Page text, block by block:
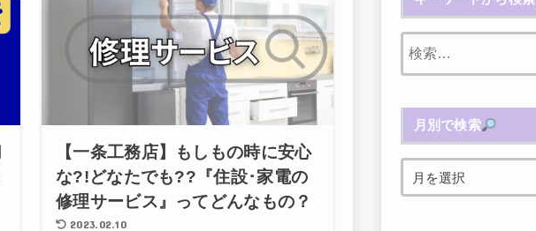
【一条工務店】もしもの時に安心
な?!どなたでも??『住設･家電の
修理サービス』ってどんなもの？
2023.02.10
月別で検索